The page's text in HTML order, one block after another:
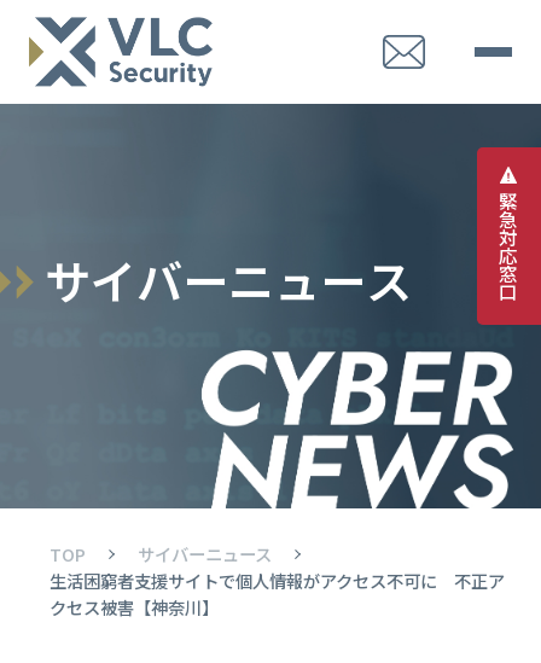
緊
急
対
応
窓
口
サイバーニュース
TOP
サイバーニュース
生活困窮者支援サイトで個人情報がアクセス不可に 不正ア
クセス被害【神奈川】